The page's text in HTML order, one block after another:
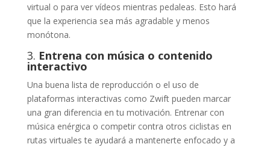
virtual o para ver vídeos mientras pedaleas. Esto hará
que la experiencia sea más agradable y menos
monótona.
3. Entrena con música o contenido
interactivo
Una buena lista de reproducción o el uso de
plataformas interactivas como Zwift pueden marcar
una gran diferencia en tu motivación. Entrenar con
música enérgica o competir contra otros ciclistas en
rutas virtuales te ayudará a mantenerte enfocado y a